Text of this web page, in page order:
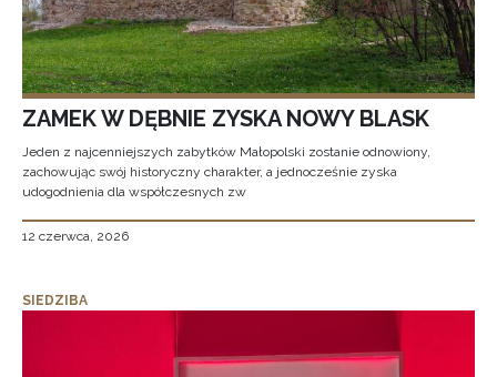
ZAMEK W DĘBNIE ZYSKA NOWY BLASK
Jeden z najcenniejszych zabytków Małopolski zostanie odnowiony,
zachowując swój historyczny charakter, a jednocześnie zyska
udogodnienia dla współczesnych zw
12 czerwca, 2026
SIEDZIBA